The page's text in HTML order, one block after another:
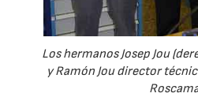
Los hermanos Josep Jou
y Ramón Jou director